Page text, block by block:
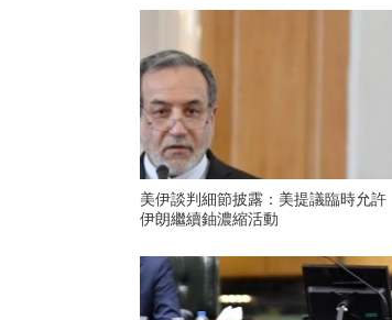
美伊談判細節披露：美提議臨時允許
伊朗繼續鈾濃縮活動